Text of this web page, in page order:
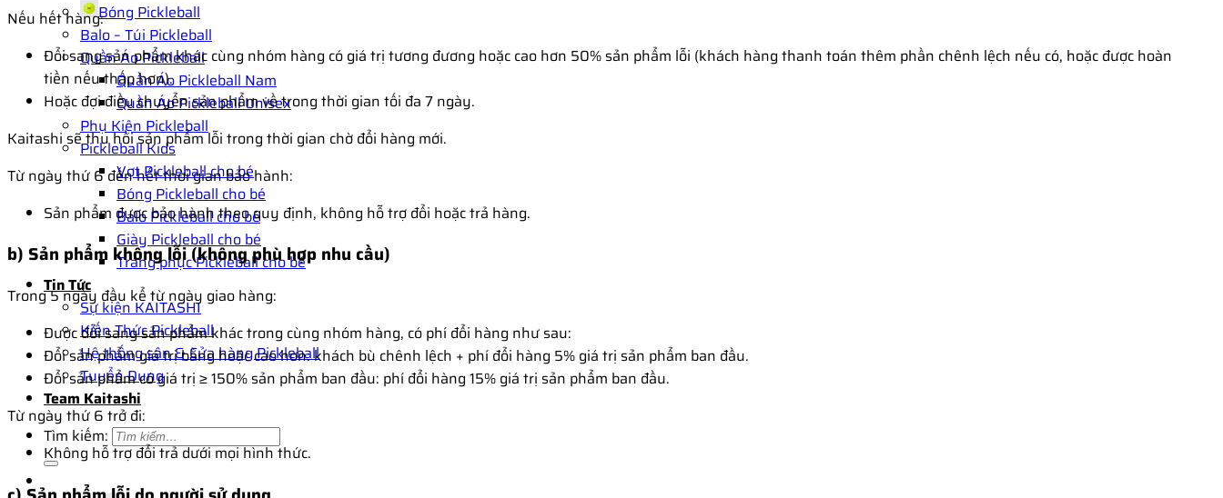
Bóng Pickleball
Balo – Túi Pickleball
Quần Áo Pickleball
Quần Áo Pickleball Nam
Quần Áo Pickleball Unisex
Phụ Kiện Pickleball
Pickleball Kids
Vợt Pickleball cho bé
Bóng Pickleball cho bé
Balo Pickleball cho bé
Giày Pickleball cho bé
Trang phục Pickleball cho bé
Tin Tức
Sự kiện KAITASHI
Kiến Thức Pickleball
Hệ thống sân & Cửa hàng Pickleball
Tuyển Dụng
Team Kaitashi
Tìm kiếm:
Nếu hết hàng:
Đổi sang sản phẩm khác cùng nhóm hàng có giá trị tương đương hoặc cao hơn 50% sản phẩm lỗi (khách hàng thanh toán thêm phần chênh lệch nếu có, hoặc được hoàn
tiền nếu thấp hơn).
Hoặc đợi điều chuyển sản phẩm về trong thời gian tối đa 7 ngày.
Kaitashi sẽ thu hồi sản phẩm lỗi trong thời gian chờ đổi hàng mới.
Từ ngày thứ 6 đến hết thời gian bảo hành:
Sản phẩm được bảo hành theo quy định, không hỗ trợ đổi hoặc trả hàng.
b) Sản phẩm không lỗi (không phù hợp nhu cầu)
Trong 5 ngày đầu kể từ ngày giao hàng:
Được đổi sang sản phẩm khác trong cùng nhóm hàng, có phí đổi hàng như sau:
Đổi sản phẩm giá trị bằng hoặc cao hơn: khách bù chênh lệch + phí đổi hàng 5% giá trị sản phẩm ban đầu.
Đổi sản phẩm có giá trị ≥ 150% sản phẩm ban đầu: phí đổi hàng 15% giá trị sản phẩm ban đầu.
Từ ngày thứ 6 trở đi:
Không hỗ trợ đổi trả dưới mọi hình thức.